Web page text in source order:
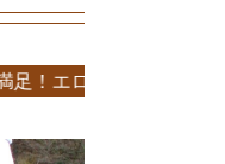
像多数！89枚中1ペ